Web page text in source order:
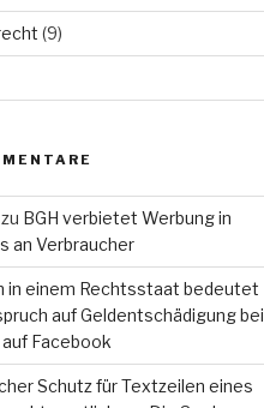
(9)
zu BGH verbietet Werbung in
an Verbraucher
in einem Rechtsstaat bedeutet
auf Geldentschädigung bei
Facebook
Schutz für Textzeilen eines